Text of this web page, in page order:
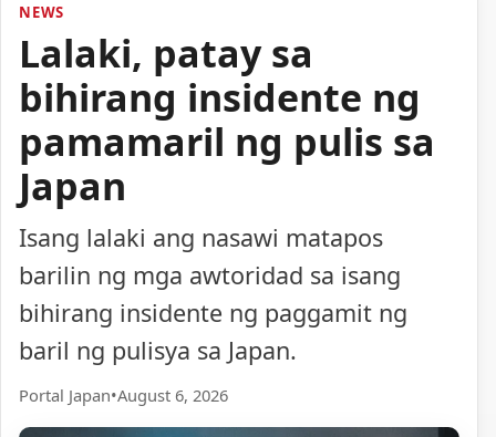
NEWS
Lalaki, patay sa
bihirang insidente ng
pamamaril ng pulis sa
Japan
Isang lalaki ang nasawi matapos
barilin ng mga awtoridad sa isang
bihirang insidente ng paggamit ng
baril ng pulisya sa Japan.
Portal Japan•August 6, 2026